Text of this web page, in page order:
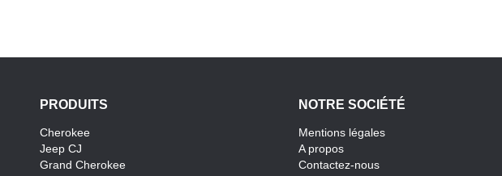
PRODUITS
Cherokee
Jeep CJ
Grand Cherokee
NOTRE SOCIÉTÉ
Mentions légales
A propos
Contactez-nous